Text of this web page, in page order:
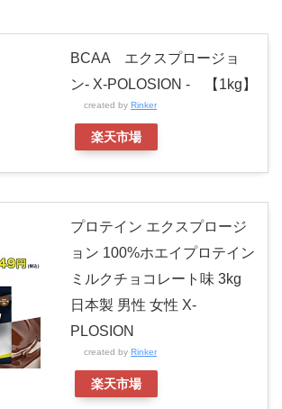
BCAA エクスプロージョ
ン- X-POLOSION - 【1kg】
created by Rinker
楽天市場
プロテイン エクスプロージ
ョン 100%ホエイプロテイン
ミルクチョコレート味 3kg
日本製 男性 女性 X-
PLOSION
created by Rinker
楽天市場